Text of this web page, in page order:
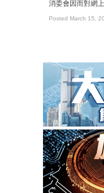
消委會因而對網
Posted March 15,